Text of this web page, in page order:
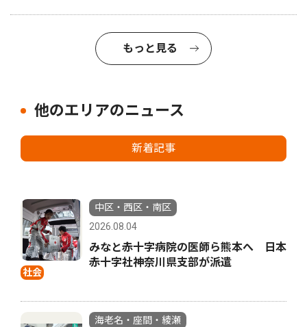
もっと見る
他のエリアのニュース
新着記事
社会
中区・西区・南区
2026.08.04
みなと赤十字病院の医師ら熊本へ 日本
赤十字社神奈川県支部が派遣
海老名・座間・綾瀬